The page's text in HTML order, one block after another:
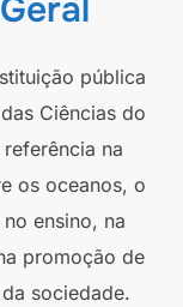
pública
Ciências do
na
os oceanos, o
ensino, na
promoção de
sociedade.